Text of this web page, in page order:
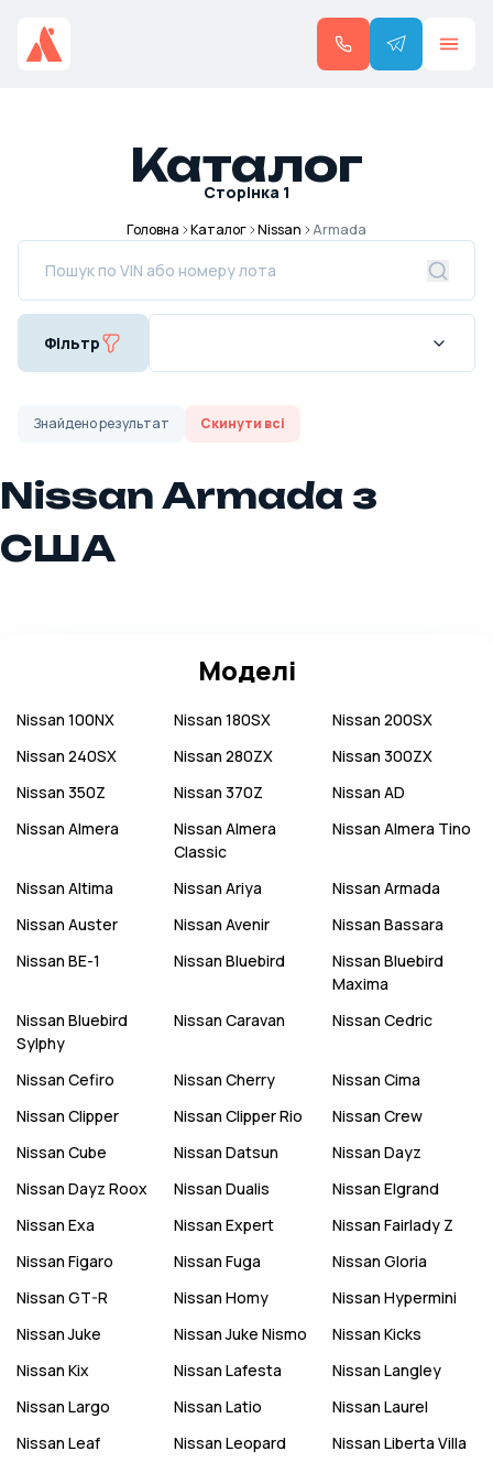
Каталог
Сторінка 1
Головна Каталог Nissan Armada
Фільтр
Знайденорезультат Скинути всі
Nissan Armada з
США
Моделі
Nissan 100NX Nissan 180SX Nissan 200SX
Nissan 240SX Nissan 280ZX Nissan 300ZX
Nissan 350Z Nissan 370Z Nissan AD
Nissan Almera Nissan Almera
Classic
Nissan Almera Tino
Nissan Altima Nissan Ariya Nissan Armada
Nissan Auster Nissan Avenir Nissan Bassara
Nissan BE-1 Nissan Bluebird Nissan Bluebird
Maxima
Nissan Bluebird
Sylphy
Nissan Caravan Nissan Cedric
Nissan Cefiro Nissan Cherry Nissan Cima
Nissan Clipper Nissan Clipper Rio Nissan Crew
Nissan Cube Nissan Datsun Nissan Dayz
Nissan Dayz Roox Nissan Dualis Nissan Elgrand
Nissan Exa Nissan Expert Nissan Fairlady Z
Nissan Figaro Nissan Fuga Nissan Gloria
Nissan GT-R Nissan Homy Nissan Hypermini
Nissan Juke Nissan Juke Nismo Nissan Kicks
Nissan Kix Nissan Lafesta Nissan Langley
Nissan Largo Nissan Latio Nissan Laurel
Nissan Leaf Nissan Leopard Nissan Liberta Villa